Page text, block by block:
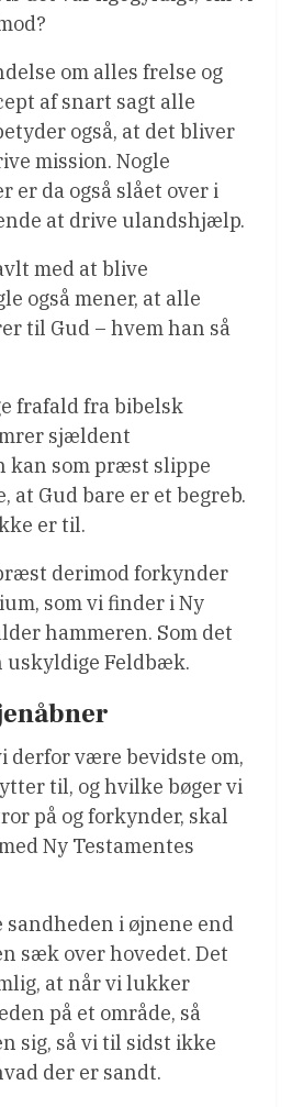
om alles frelse og
af snart sagt alle
også, at det bliver
mission. Nogle
er da også slået over i
at drive ulandshjælp.
med at blive
også mener, at alle
til Gud – hvem han så
frafald fra bibelsk
sjældent
kan som præst slippe
at Gud bare er et begreb.
er til.
derimod forkynder
som vi finder i Ny
hammeren. Som det
uskyldige Feldbæk.
derfor være bevidste om,
til, og hvilke bøger vi
på og forkynder, skal
Ny Testamentes
sandheden i øjnene end
sæk over hovedet. Det
at når vi lukker
på et område, så
sig, så vi til sidst ikke
der er sandt.